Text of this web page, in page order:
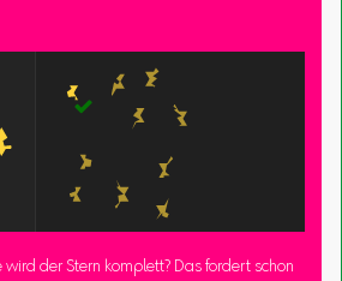
wird der Stern komplett? Das fordert schon